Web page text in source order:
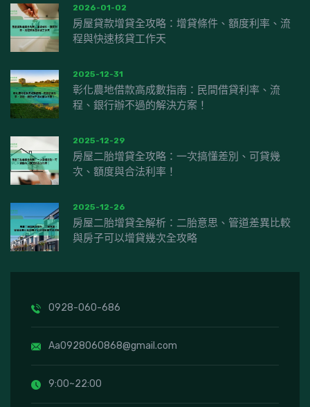
2026-01-02
房屋貸款增貸全攻略：增貸條件、額度利率、流
程與快速核貸工作天
2025-12-31
彰化農地借款高成數指南：民間借貸利率、流
程、銀行辦不過的解決方案！
2025-12-29
房屋二胎增貸全攻略：一次搞懂差別、可貸幾
次、額度與合法利率！
2025-12-26
房屋二胎增貸全解析：二胎意思、管道差異比較
與房子可以增貸幾次全攻略
0928-060-686
Aa0928060868@gmail.com
9:00~22:00